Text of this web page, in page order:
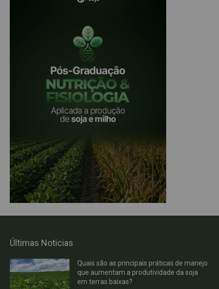
Últimas Noticias
Quais são as principais práticas de manejo
que aumentam a produtividade da soja
em terras baixas?